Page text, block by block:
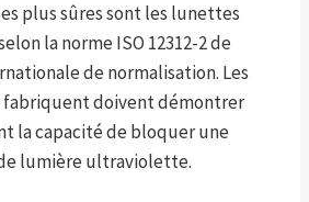
plus sûres sont les lunettes
la norme ISO 12312-2 de
de normalisation. Les
fabriquent doivent démontrer
la capacité de bloquer une
lumière ultraviolette.